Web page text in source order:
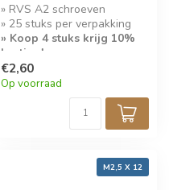
» RVS A2 schroeven
» 25 stuks per verpakking
» Koop 4 stuks krijg 10%
korting!
€2,60
Op voorraad
M2,5 X 12